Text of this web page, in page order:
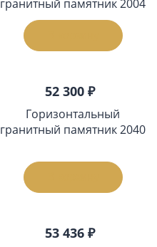
гранитный памятник 2004
52 300 ₽
Горизонтальный
гранитный памятник 2040
53 436 ₽